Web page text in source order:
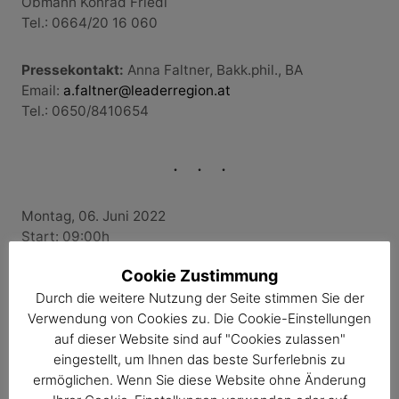
Tel.: 0664/20 16 060
Pressekontakt: Anna Faltner, Bakk.phil., BA
Email: a.faltner@leaderregion.at
Tel.: 0650/8410654
Montag, 06. Juni 2022
Start: 09:00h
Etappe 8 „40-50 Jahre: Bewusstwerdung/Zweifel“:
17km
Link zu den Programmdetails
Bei der Veranstaltung gelten alle aktuell
Cookie Zustimmung
Durch die weitere Nutzung der Seite stimmen Sie der
Verwendung von Cookies zu. Die Cookie-Einstellungen
auf dieser Website sind auf "Cookies zulassen"
eingestellt, um Ihnen das beste Surferlebnis zu
ermöglichen. Wenn Sie diese Website ohne Änderung